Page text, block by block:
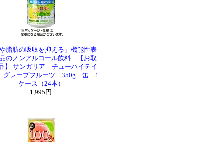
や脂肪の吸収を抑える」機能性表
のノンアルコール飲料 【お取
】 サンガリア チューハイテイ
グレープフルーツ 350g 缶 1
ケース（24本）
1,995円